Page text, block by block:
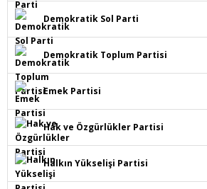
Demokratik Sol Parti
Demokratik Toplum Partisi
Emek Partisi
Hak ve Özgürlükler Partisi
Halkın Yükselişi Partisi